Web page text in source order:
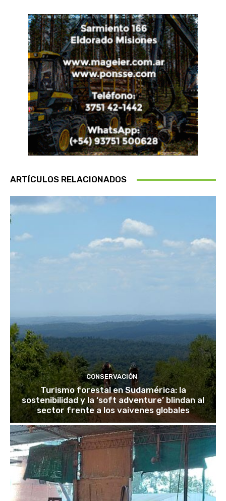
ARTÍCULOS RELACIONADOS
CONSERVACIÓN
Turismo forestal en Sudamérica: la
sostenibilidad y la ‘soft adventure’ blindan al
sector frente a los vaivenes globales